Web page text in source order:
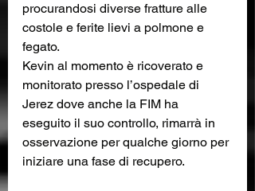
procurandosi diverse fratture alle
costole e ferite lievi a polmone e
fegato.
Kevin al momento è ricoverato e
monitorato presso l’ospedale di
Jerez dove anche la FIM ha
eseguito il suo controllo, rimarrà in
osservazione per qualche giorno per
iniziare una fase di recupero.